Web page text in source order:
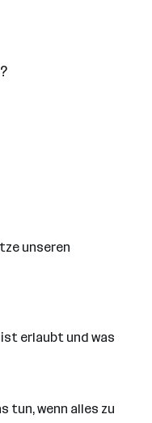
unseren
erlaubt und was
tun, wenn alles zu